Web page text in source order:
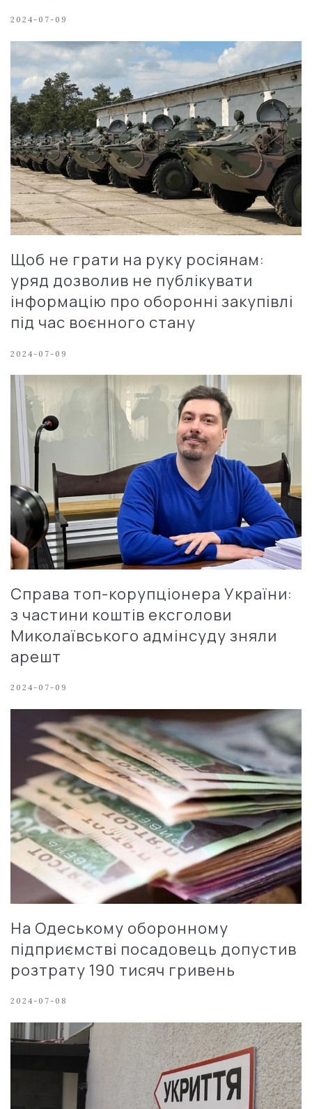
2024-07-09
Щоб не грати на руку росіянам:
уряд дозволив не публікувати
інформацію про оборонні закупівлі
під час воєнного стану
2024-07-09
Справа топ-корупціонера України:
з частини коштів ексголови
Миколаївського адмінсуду зняли
арешт
2024-07-09
На Одеському оборонному
підприємстві посадовець допустив
розтрату 190 тисяч гривень
2024-07-08